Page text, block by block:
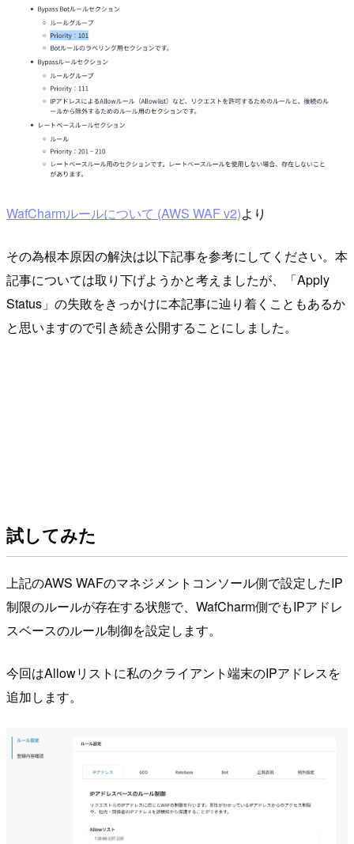
WafCharmルールについて (AWS WAF v2)より
その為根本原因の解決は以下記事を参考にしてください。本
記事については取り下げようかと考えましたが、「Apply
Status」の失敗をきっかけに本記事に辿り着くこともあるか
と思いますので引き続き公開することにしました。
試してみた
上記のAWS WAFのマネジメントコンソール側で設定したIP
制限のルールが存在する状態で、WafCharm側でもIPアドレ
スベースのルール制御を設定します。
今回はAllowリストに私のクライアント端末のIPアドレスを
追加します。